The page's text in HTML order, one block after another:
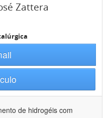
Zattera
de hidrogéis com